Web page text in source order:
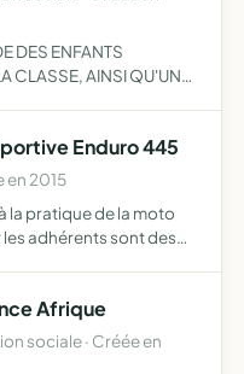
DES ENFANTS
CLASSE, AINSI QU'UNE
Enduro 445
en 2015
la pratique de la moto
adhérents sont des
Afrique
sociale · Créée en